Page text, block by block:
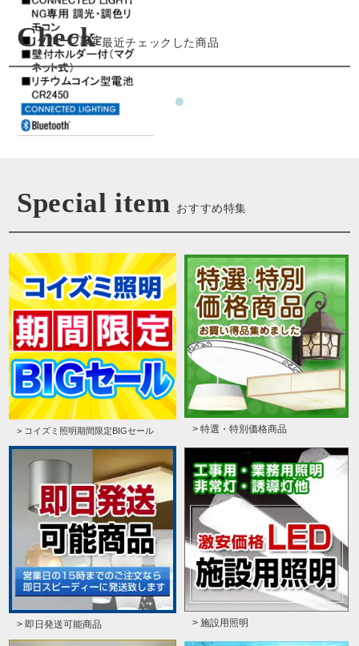
Check 最近チェックした商品
Special item おすすめ特集
> コイズミ照明期間限定BIGセール > 特選・特別価格商品
> 即日発送可能商品 > 施設用照明